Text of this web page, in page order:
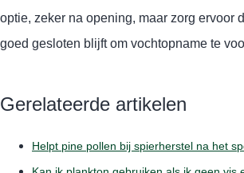
optie, zeker na opening, maar zorg ervoor
goed gesloten blijft om vochtopname te
Gerelateerde artikelen
Helpt pine pollen bij spierherstel na het